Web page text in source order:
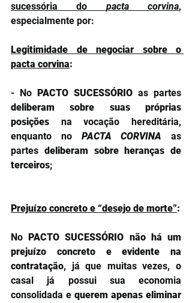
sucessória do pacta corvina,
especialmente por:
Legitimidade de negociar sobre o
pacta corvina:
- No PACTO SUCESSÓRIO
deliberam sobre suas próprias
posições na vocação hereditária,
enquanto no PACTA CORVINA
as
partes deliberam sobre heranças de
terceiros;
Prejuízo concreto e “desejo de morte”:
No PACTO SUCESSÓRIO não há um
prejuízo concreto e evidente na
contratação, já que muitas vezes, o
casal já possui sua economia
consolidada e querem apenas eliminar